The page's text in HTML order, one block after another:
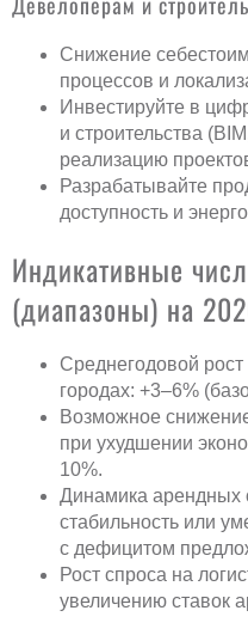
Снижение
процессов и
Инвестируйте в
и строительства
реализацию
Разрабатывайте
доступность и
Индикативные
(диапазоны) на
Среднегодовой
городах: +3–6%
Возможное
при ухудшении
10%.
Динамика арендных
стабильность или
с дефицитом
Рост спроса на
увеличению ставок